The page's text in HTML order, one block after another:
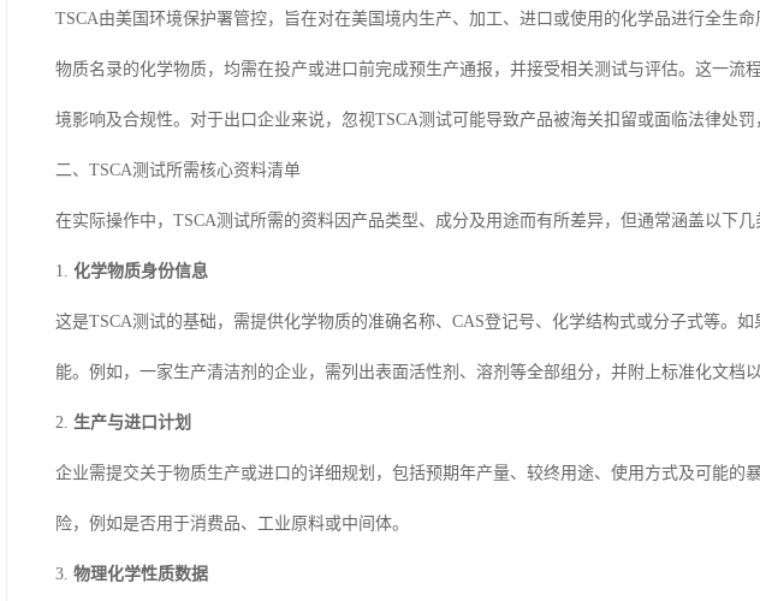
TSCA由美国环境保护署管控，旨在对在美国境内生产、加工、进口或使用的化学品进行全生
物质名录的化学物质，均需在投产或进口前完成预生产通报，并接受相关测试与评估。这一流
境影响及合规性。对于出口企业来说，忽视TSCA测试可能导致产品被海关扣留或面临法律处罚
二、TSCA测试所需核心资料清单
在实际操作中，TSCA测试所需的资料因产品类型、成分及用途而有所差异，但通常涵盖以下几
1. 化学物质身份信息
这是TSCA测试的基础，需提供化学物质的准确名称、CAS登记号、化学结构式或分子式等。
能。例如，一家生产清洁剂的企业，需列出表面活性剂、溶剂等全部组分，并附上标准化文档
2. 生产与进口计划
企业需提交关于物质生产或进口的详细规划，包括预期年产量、较终用途、使用方式及可能的
险，例如是否用于消费品、工业原料或中间体。
3. 物理化学性质数据